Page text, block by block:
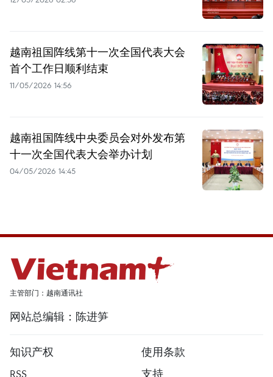
越南祖国阵线第十一次全国代表大会
首个工作日顺利结束
11/05/2026 14:56
越南祖国阵线中央委员会对外发布第
十一次全国代表大会举办计划
04/05/2026 14:45
主管部门：越南通讯社
网站总编辑：陈进笋
知识产权
使用条款
RSS
支持